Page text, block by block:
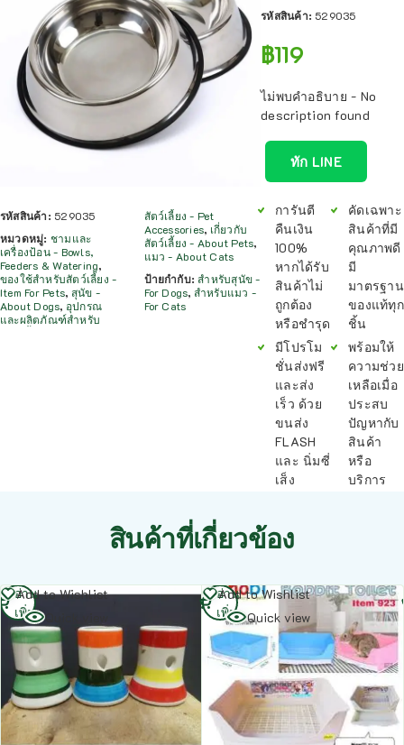
รหัสสินค้า: 529035
หมวดหมู่: ชามและ
เครื่องป้อน - Bowls,
Feeders & Watering,
ของใช้สำหรับสัตว์เลี้ยง -
Item For Pets, สุนัข -
About Dogs, อุปกรณ
และผลิตภัณฑ์สำหรับ
สัตว์เลี้ยง - Pet
Accessories, เกี่ยวกับ
สัตว์เลี้ยง - About Pets,
แมว - About Cats
ป้ายกำกับ:สำหรับสุนัข -
For Dogs, สำหรับแมว -
For Cats
รหัสสินค้า: 529035
฿119
ไม่พบคำอธิบาย - No
description found
ทัก LINE
การันตี
คืนเงิน
100%
หากได้รับ
สินค้าไม่
ถูกต้อง
หรือชำรุด
มีโปรโม
ชั่นส่งฟรี
และส่ง
เร็ว ด้วย
ขนส่ง
FLASH
และ นิ่มซี่
เส็ง
คัดเฉพาะ
สินค้าที่มี
คุณภาพดี
มี
มาตรฐาน
ของแท้ทุก
ชิ้น
พร้อมให้
ความช่วย
เหลือเมื่อ
ประสบ
ปัญหากับ
สินค้า
หรือ
บริการ
สินค้าที่เกี่ยวข้อง
Add to Wishlist
อ่าน
เพิ่ม
Add to Wishlist
Quick view
อ่าน
เพิ่ม